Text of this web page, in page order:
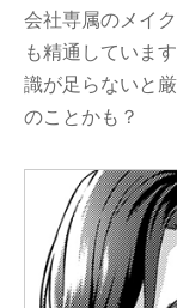
会社専属のメイ
も精通していま
識が足らないと
のことかも？